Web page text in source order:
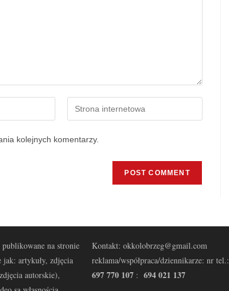
kolejnych komentarzy.
na stronie
artykuły, zdjęcia
autorskie),
Kontakt: okkolobrzeg@gmail.com
reklama/współpraca/dziennikarze: nr tel.:
697 770 107 : 694 021 137